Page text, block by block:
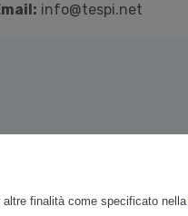
info@tespi.net
finalità come specificato nella